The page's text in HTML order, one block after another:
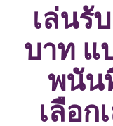
เล่นรั
บาท แ
พนัน
เลือก